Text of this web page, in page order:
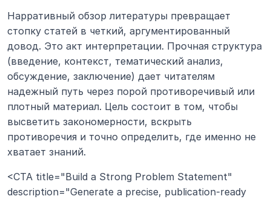
Нарративный обзор литературы превращает
стопку статей в четкий, аргументированный
довод. Это акт интерпретации. Прочная структура
(введение, контекст, тематический анализ,
обсуждение, заключение) дает читателям
надежный путь через порой противоречивый или
плотный материал. Цель состоит в том, чтобы
высветить закономерности, вскрыть
противоречия и точно определить, где именно не
хватает знаний.
<CTA title="Build a Strong Problem Statement"
description="Generate a precise, publication-ready